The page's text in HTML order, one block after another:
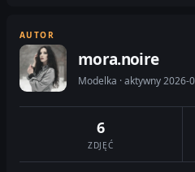
AUTOR
mora.noire
Modelka · aktywny 2026-
6
ZDJĘĆ